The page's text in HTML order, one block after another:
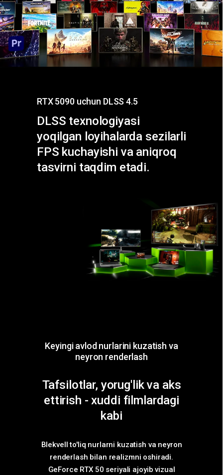
RTX 5090 uchun DLSS 4.5
DLSS texnologiyasi
yoqilgan loyihalarda sezilarli
FPS kuchayishi va aniqroq
tasvirni taqdim etadi.
Keyingi avlod nurlarini kuzatish va
neyron renderlash
Tafsilotlar, yorug'lik va aks
ettirish - xuddi filmlardagi
kabi
Blekvell to'liq nurlarni kuzatish va neyron
renderlash bilan realizmni oshiradi.
GeForce RTX 50 seriyali ajoyib vizual